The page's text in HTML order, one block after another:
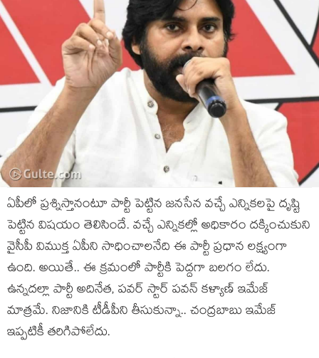
ఏపీలో ప్ర‌శ్నిస్తానంటూ పార్టీ పెట్టిన జ‌న‌సేన వ‌చ్చే ఎన్నిక‌ల‌పై దృష్టి
పెట్టిన విష‌యం తెలిసిందే. వ‌చ్చే ఎన్నిక‌ల్లో అధికారం ద‌క్కించుకుని
వైసీపీ విముక్త ఏపీని సాధించాల‌నేది ఈ పార్టీ ప్ర‌ధాన ల‌క్ష్యంగా
ఉంది. అయితే.. ఈ క్ర‌మంలో పార్టీకి పెద్ద‌గా బ‌ల‌గం లేదు.
ఉన్న‌ద‌ల్లా పార్టీ అదినేత‌, ప‌వ‌ర్ స్టార్‌ ప‌వ‌న్ క‌ళ్యాణ్ ఇమేజ్
మాత్ర‌మే. నిజానికి టీడీపీని తీసుకున్నా.. చంద్ర‌బాబు ఇమేజ్
ఇప్ప‌టికీ త‌రిగిపోలేదు.